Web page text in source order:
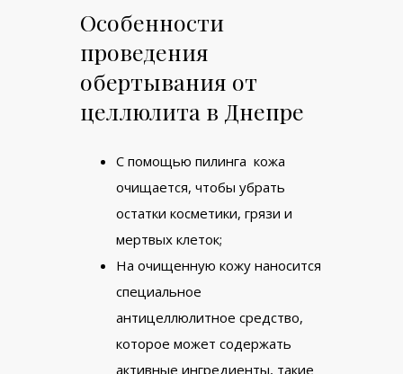
Особенности
проведения
обертывания от
целлюлита в Днепре
С помощью пилинга кожа
очищается, чтобы убрать
остатки косметики, грязи и
мертвых клеток;
На очищенную кожу наносится
специальное
антицеллюлитное средство,
которое может содержать
активные ингредиенты, такие